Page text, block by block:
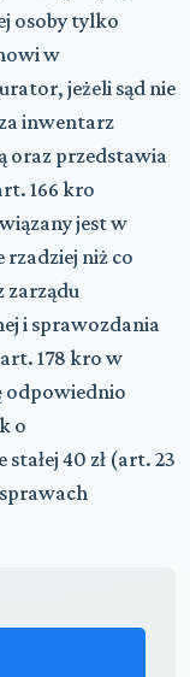
osoby tylko
w
jeżeli sąd nie
inwentarz
oraz przedstawia
166 kro
jest w
rzadziej niż co
zarządu
i sprawozdania
178 kro w
odpowiednio
o
40 zł (art. 23